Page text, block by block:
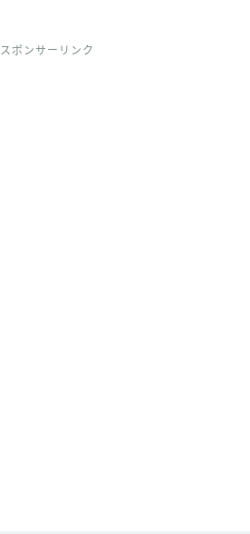
スポンサーリンク